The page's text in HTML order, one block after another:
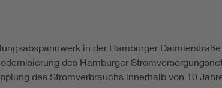
in der Hamburger
des Hamburger
des Stromverbrauchs innerhalb von 10